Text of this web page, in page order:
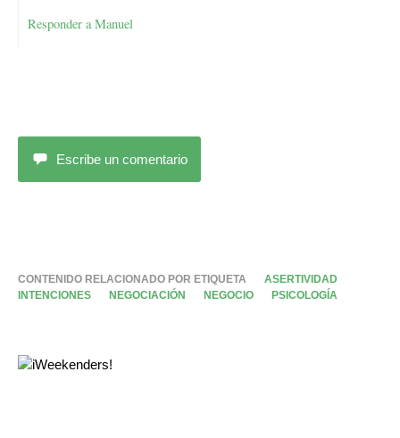
Responder a Manuel
Escribe un comentario
CONTENIDO RELACIONADO POR ETIQUETA
ASERTIVIDAD
INTENCIONES
NEGOCIACIÓN NEGOCIO PSICOLOGÍA